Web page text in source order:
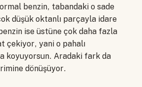
benzin, tabandaki o sade
düşük oktanlı parçayla idare
ise üstüne çok daha fazla
çekiyor, yani o pahalı
koyuyorsun. Aradaki fark da
dönüşüyor.